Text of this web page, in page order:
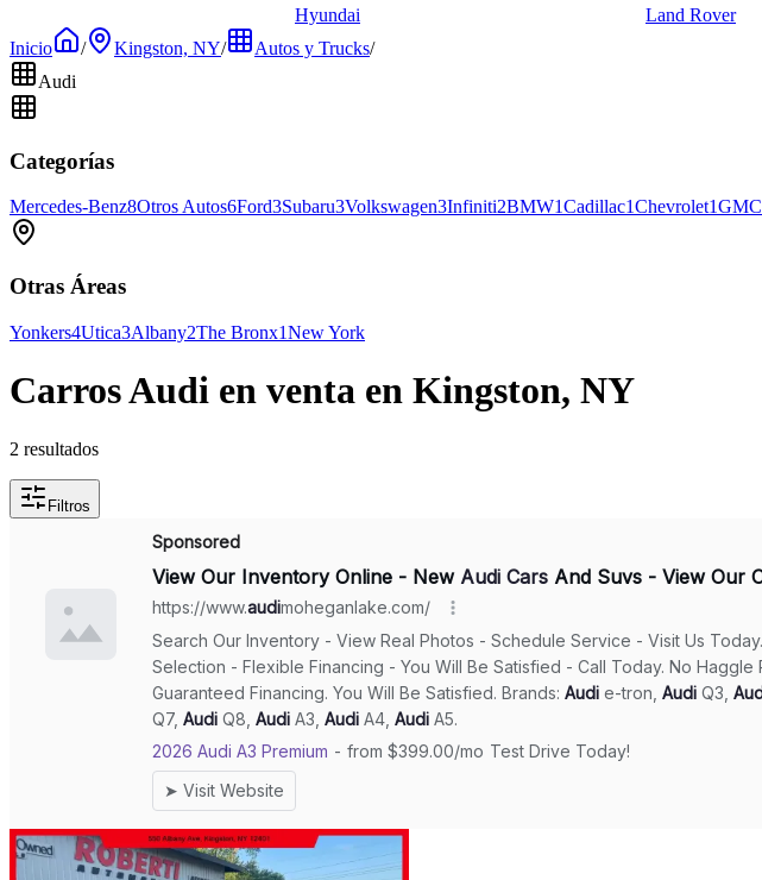
Hyundai
Land Rover
Inicio
/ Kingston, NY/ Autos y Trucks/
Audi
Categorías
Mercedes-Benz8Otros Autos6Ford3Subaru3Volkswagen3Infiniti2BMW1Cadillac1Chevrolet1GMC
Otras Áreas
Yonkers4Utica3Albany2The Bronx1New York
Carros Audi en venta en Kingston, NY
2 resultados
Filtros